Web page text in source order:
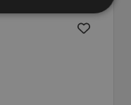
175/50R15 (75) H